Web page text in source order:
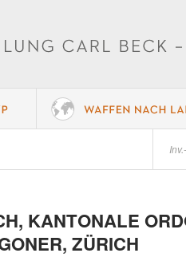
KANTONALE
ZÜRICH